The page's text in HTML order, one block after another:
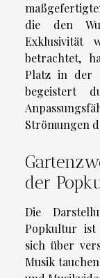
die den
Exklusivität
betrachtet,
Platz in der
begeistert
Strömungen
der
Die
Popkultur ist
sich über
Musik